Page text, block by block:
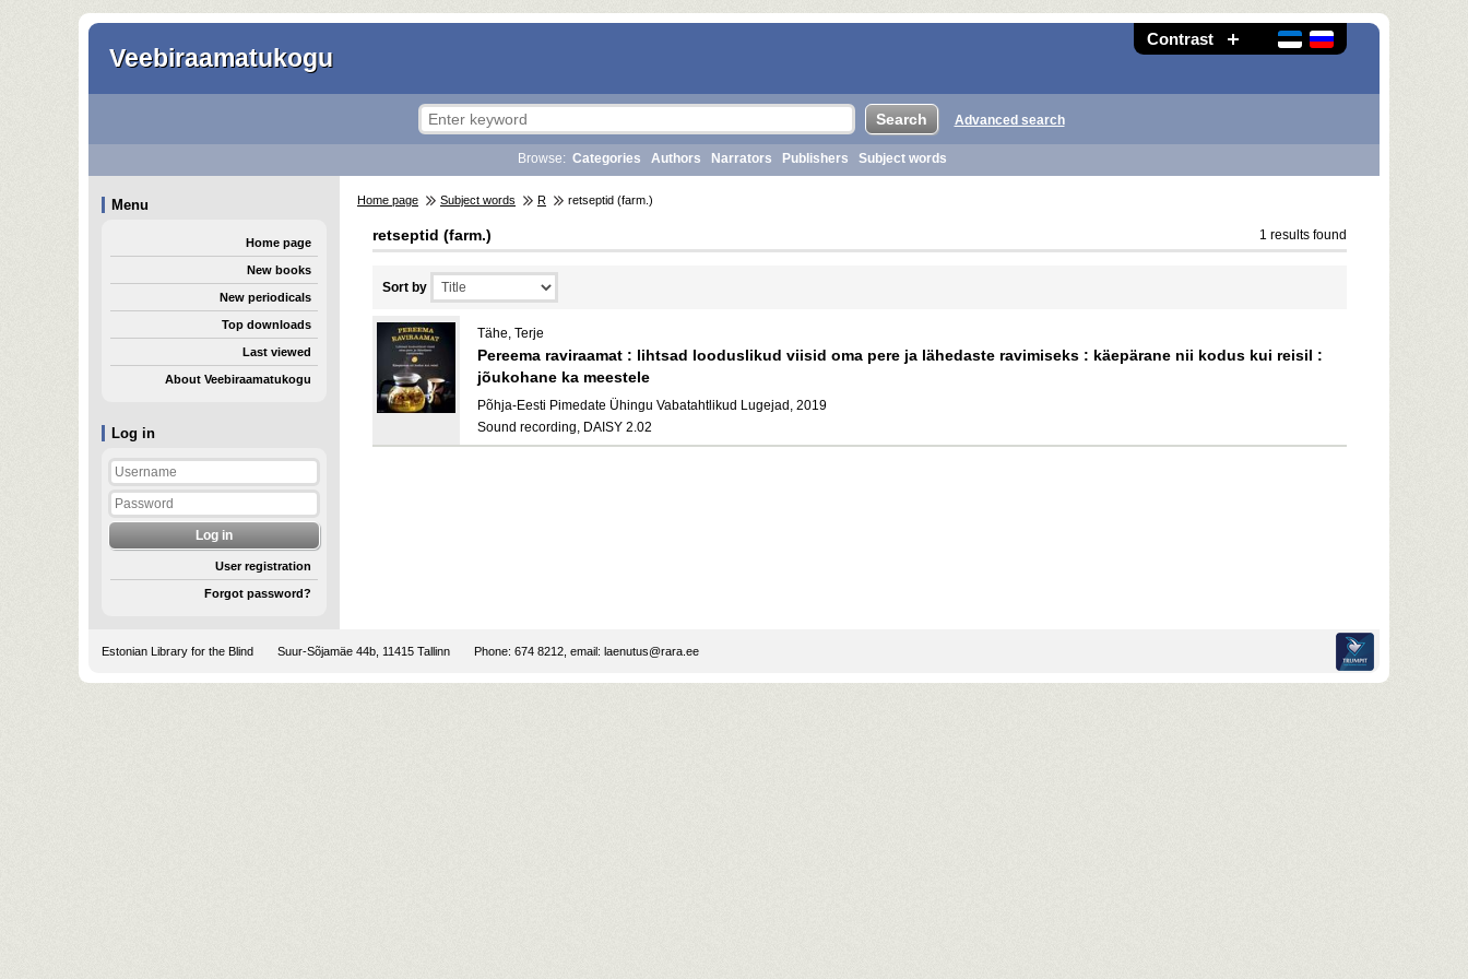
Contrast
Veebiraamatukogu
Log in
User registration
Forgot password?
Advanced search
Browse: Categories Authors Narrators Publishers Subject words
Menu
Home page
New books
New periodicals
Top downloads
Last viewed
About Veebiraamatukogu
Home page Subject words R retseptid (farm.)
retseptid (farm.) 1 results found
Sort by
Tähe, Terje
Pereema raviraamat : lihtsad looduslikud viisid oma pere ja lähedaste ravimiseks : käepärane nii kodus kui reisil :
jõukohane ka meestele
Põhja-Eesti Pimedate Ühingu Vabatahtlikud Lugejad, 2019
Sound recording, DAISY 2.02
Estonian Library for the Blind Suur-Sõjamäe 44b, 11415 Tallinn Phone: 674 8212, email: laenutus@rara.ee